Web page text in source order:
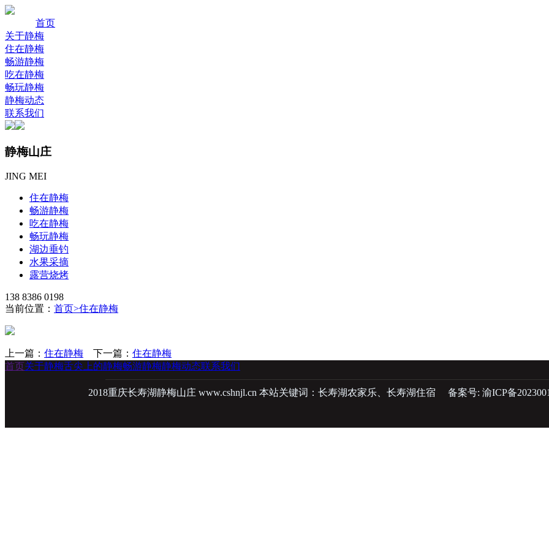
首页
关于静梅
住在静梅
畅游静梅
吃在静梅
畅玩静梅
静梅动态
联系我们
静梅山庄
JING MEI
住在静梅
畅游静梅
吃在静梅
畅玩静梅
湖边垂钓
水果采摘
露营烧烤
138 8386 0198
当前位置： 首页>住在静梅
上一篇： 住在静梅 下一篇： 住在静梅
首页关于静梅舌尖上的静梅畅游静梅静梅动态联系我们
2018重庆长寿湖静梅山庄 www.cshnjl.cn本站关键词： 长寿湖农家乐、 长寿湖住宿 备案号: 渝ICP备